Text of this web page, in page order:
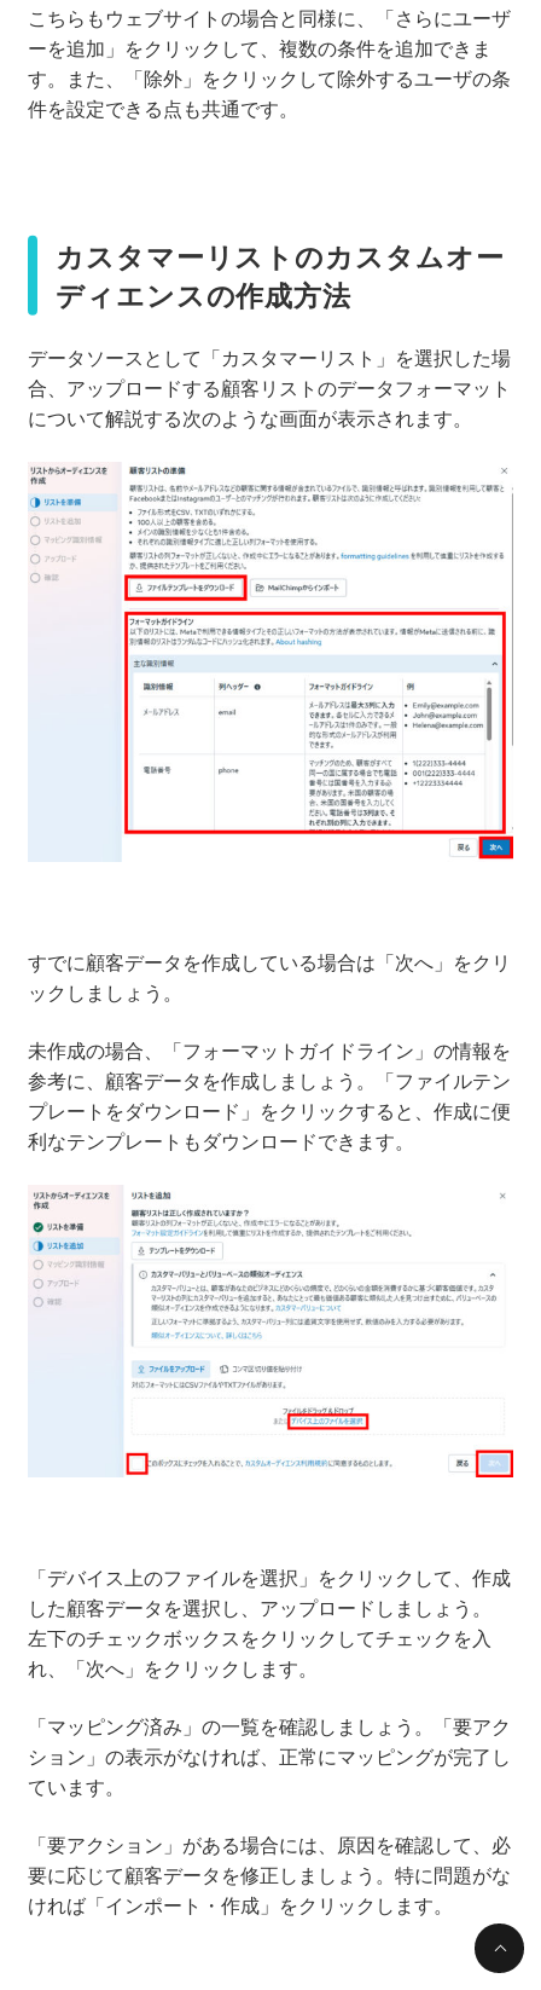
こちらもウェブサイトの場合と同様に、「さらにユーザ
ーを追加」をクリックして、複数の条件を追加できま
す。また、「除外」をクリックして除外するユーザの条
件を設定できる点も共通です。
カスタマーリストのカスタムオー
ディエンスの作成方法
データソースとして「カスタマーリスト」を選択した場
合、アップロードする顧客リストのデータフォーマット
について解説する次のような画面が表示されます。
すでに顧客データを作成している場合は「次へ」をクリ
ックしましょう。
未作成の場合、「フォーマットガイドライン」の情報を
参考に、顧客データを作成しましょう。「ファイルテン
プレートをダウンロード」をクリックすると、作成に便
利なテンプレートもダウンロードできます。
「デバイス上のファイルを選択」をクリックして、作成
した顧客データを選択し、アップロードしましょう。
左下のチェックボックスをクリックしてチェックを入
れ、「次へ」をクリックします。
「マッピング済み」の一覧を確認しましょう。「要アク
ション」の表示がなければ、正常にマッピングが完了し
ています。
「要アクション」がある場合には、原因を確認して、必
要に応じて顧客データを修正しましょう。特に問題がな
ければ「インポート・作成」をクリックします。